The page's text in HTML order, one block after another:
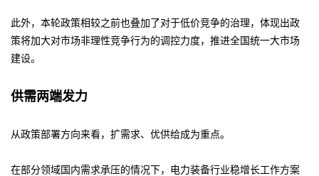
此外，本轮政策相较之前也叠加了对于低价竞争的治理，体现出政
策将加大对市场非理性竞争行为的调控力度，推进全国统一大市场
建设。
供需两端发力
从政策部署方向来看，扩需求、优供给成为重点。
在部分领域国内需求承压的情况下，电力装备行业稳增长工作方案